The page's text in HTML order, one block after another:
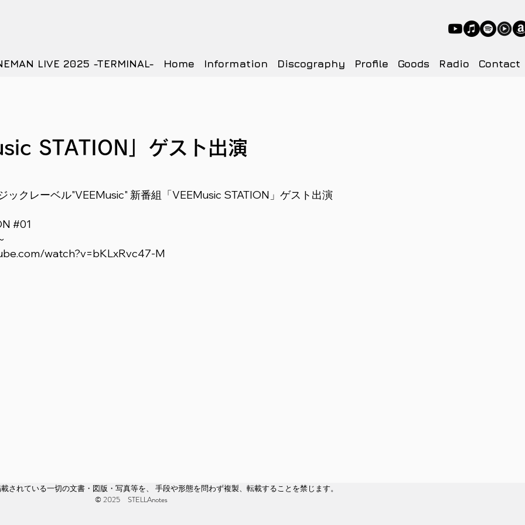
LIVE 2025 -TERMINAL- Home Information Discography Profile Goods Radio Contact
STATION」ゲスト出演
ックレーベル"VEEMusic" 新番組「VEEMusic STATION」ゲスト出演
#01
watch?v=bKLxRvc47-M
されている一切の文書・図版・写真等を、 手段や形態を問わず複製、転載することを禁じます。​
© 2025 STELLAnotes